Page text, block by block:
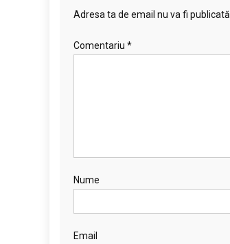
Adresa ta de email nu va fi publicată.
Comentariu *
Nume
Email